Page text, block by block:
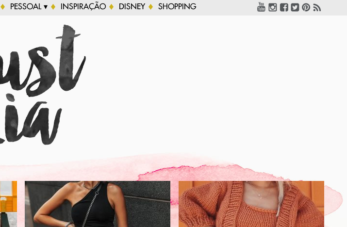
PESSOAL ▾ INSPIRAÇÃO DISNEY SHOPPING